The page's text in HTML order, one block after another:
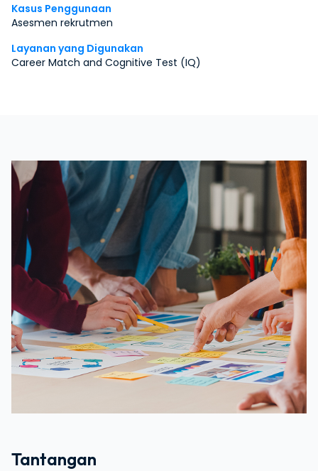
Kasus Penggunaan
Asesmen rekrutmen
Layanan yang Digunakan
Career Match and Cognitive Test (IQ)
Tantangan